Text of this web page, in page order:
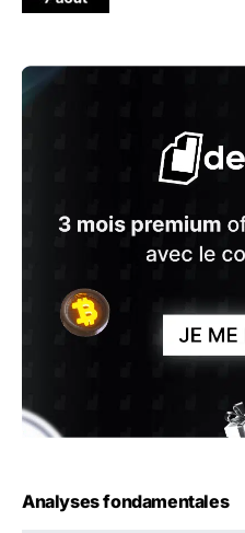
Analyses fondamentales